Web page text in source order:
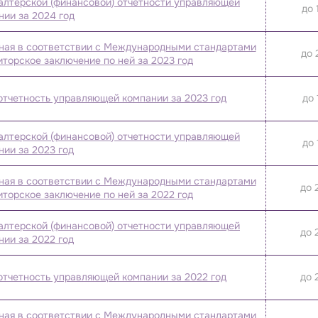
за 2024 год
до
в соответствии с Международными стандартами
заключение по ней за 2023 год
до
управляющей компании за 2023 год до
(финансовой) отчетности управляющей
за 2023 год
до
в соответствии с Международными стандартами
заключение по ней за 2022 год
до
(финансовой) отчетности управляющей
за 2022 год
до
управляющей компании за 2022 год до
в соответствии с Международными стандартами